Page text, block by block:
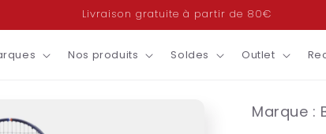
Livraison gratuite à partir de 80€
Nos produits Soldes Outlet
Marque :